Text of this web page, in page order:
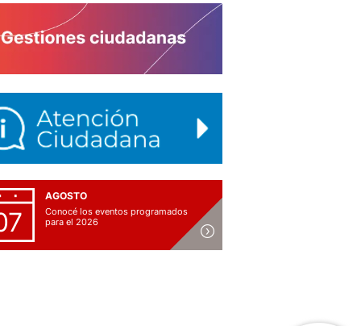
AGOSTO
Conocé los eventos programados
para el 2026